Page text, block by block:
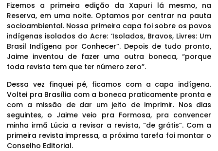
Fizemos a primeira edição da Xapuri lá mesmo, na
Reserva, em uma noite. Optamos por centrar na pauta
socioambiental. Nossa primeira capa foi sobre os povos
indígenas isolados do Acre: ‘Isolados, Bravos, Livres: Um
Brasil Indígena por Conhecer”. Depois de tudo pronto,
Jaime inventou de fazer uma outra boneca, “porque
toda revista tem que ter número zero”.
Dessa vez finquei pé, ficamos com a capa indígena.
Voltei pra Brasília com a boneca praticamente pronta e
com a missão de dar um jeito de imprimir. Nos dias
seguintes, o Jaime veio pra Formosa, pra convencer
minha irmã Lúcia a revisar a revista, “de grátis”. Com a
primeira revista impressa, a próxima tarefa foi montar o
Conselho Editorial.